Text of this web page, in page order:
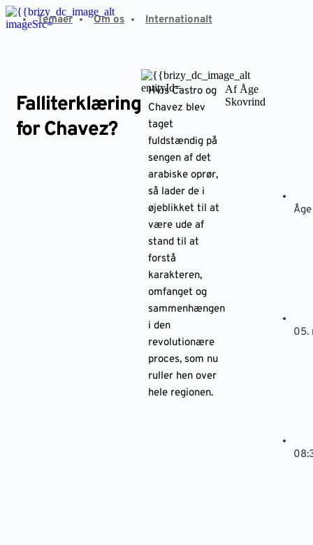
Fortsæt
til
Temaer Om os Internationalt
Falliterklæring
for Chavez?
Hvis Castro og
Chavez blev
taget
fuldstændig på
sengen af det
arabiske oprør,
så lader de i
øjeblikket til at
være ude af
stand til at
forstå
karakteren,
omfanget og
sammenhængen
i den
revolutionære
proces, som nu
ruller hen over
hele regionen.
Af Åge
Skovrind
05.